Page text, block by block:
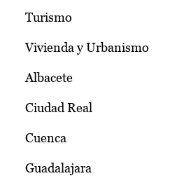
Turismo
Vivienda y Urbanismo
Albacete
Ciudad Real
Cuenca
Guadalajara